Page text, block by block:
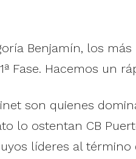
Benjamín, los
Fase. Hacemos un
son quienes
lo ostentan CB
líderes al